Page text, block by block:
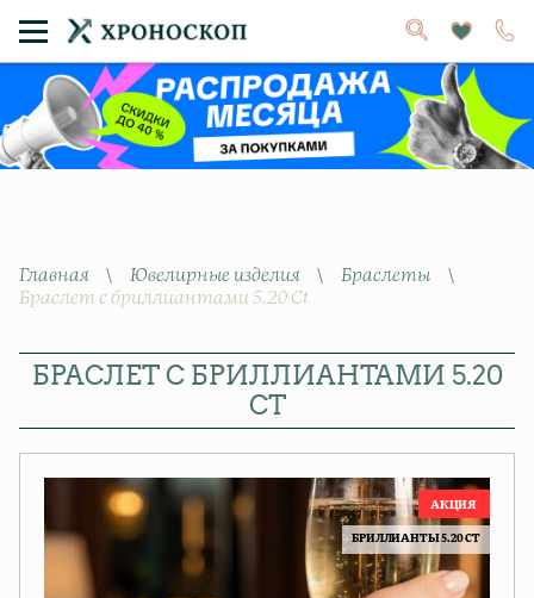
Главная \ Ювелирные изделия \ Браслеты \
Браслет с бриллиантами 5.20 Ct
БРАСЛЕТ С БРИЛЛИАНТАМИ 5.20
CT
БРИЛЛИАНТЫ 5.20 CT